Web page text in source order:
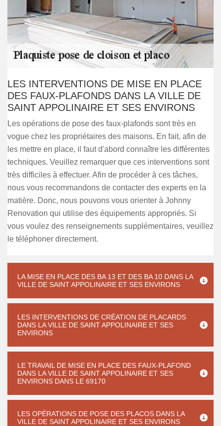
LES INTERVENTIONS DE MISE EN PLACE
DES FAUX-PLAFONDS DANS LA VILLE DE
SAINT APPOLINAIRE ET SES ENVIRONS
Les opérations de pose des faux-plafonds sont très en
vogue chez les propriétaires des maisons. En fait, afin de
les mettre en place, il faut d'abord connaître les différentes
techniques. Veuillez remarquer que ces interventions sont
très difficiles à effectuer. Afin de procéder à ces tâches,
nous vous recommandons de contacter des experts en la
matière. Donc, nous pouvons vous orienter à Johnny
Renovation qui utilise des équipements appropriés. Si
vous voulez des renseignements supplémentaires, veuillez
le téléphoner directement.
LA MISE EN PLACE DES BA 13 ET DES BA 10 DANS LA
VILLE DE SAINT APPOLINAIRE ET SES ENVIRONS
LES INTERVENTIONS DE CRÉATION DE PLACARDS
DANS LA VILLE DE SAINT APPOLINAIRE ET SES
ENVIRONS
LE TRAVAIL DE MISE EN PLACE DES FAUX-PLAFOND
DANS LA VILLE DE SAINT APPOLINAIRE ET SES
ENVIRONS DANS LE 69170
LES OPÉRATIONS DE POSE DES PLACOS DANS LA
VILLE DE SAINT APPOLINAIRE ET SES ENVIRONS